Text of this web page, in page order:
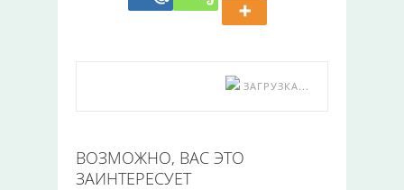
ЗАГРУЗКА...
ВОЗМОЖНО, ВАС ЭТО
ЗАИНТЕРЕСУЕТ